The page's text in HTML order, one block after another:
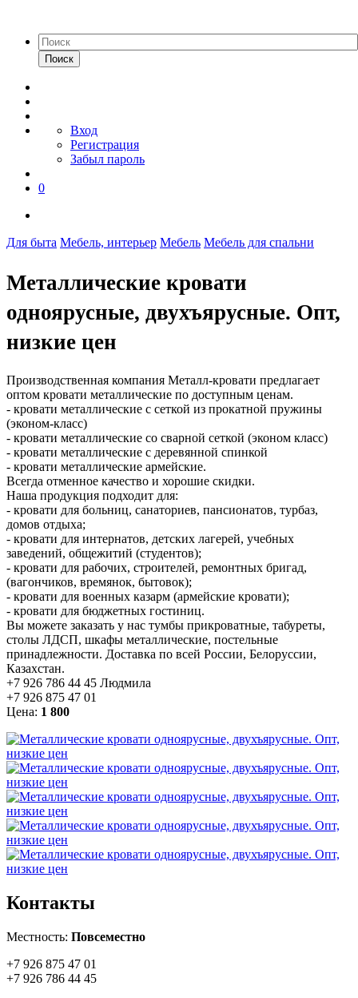
Поиск
Вход
Регистрация
Забыл пароль
0
Для быта Мебель, интерьер Мебель Мебель для спальни
Металлические кровати
одноярусные, двухъярусные. Опт,
низкие цен
Производственная компания Металл-кровати предлагает
оптом кровати металлические по доступным ценам.
- кровати металлические с сеткой из прокатной пружины
(эконом-класс)
- кровати металлические со сварной сеткой (эконом класс)
- кровати металлические с деревянной спинкой
- кровати металлические армейские.
Всегда отменное качество и хорошие скидки.
Наша продукция подходит для:
- кровати для больниц, санаториев, пансионатов, турбаз,
домов отдыха;
- кровати для интернатов, детских лагерей, учебных
заведений, общежитий (студентов);
- кровати для рабочих, строителей, ремонтных бригад,
(вагончиков, времянок, бытовок);
- кровати для военных казарм (армейские кровати);
- кровати для бюджетных гостиниц.
Вы можете заказать у нас тумбы прикроватные, табуреты,
столы ЛДСП, шкафы металлические, постельные
принадлежности. Доставка по всей России, Белоруссии,
Казахстан.
+7 926 786 44 45 Людмила
+7 926 875 47 01
Цена: 1 800
Контакты
Местность: Повсеместно
+7 926 875 47 01
+7 926 786 44 45